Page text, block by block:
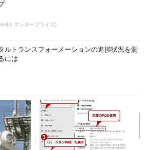
エンタープライズ)
ルトランスフォーメーションの進捗状況を測
には